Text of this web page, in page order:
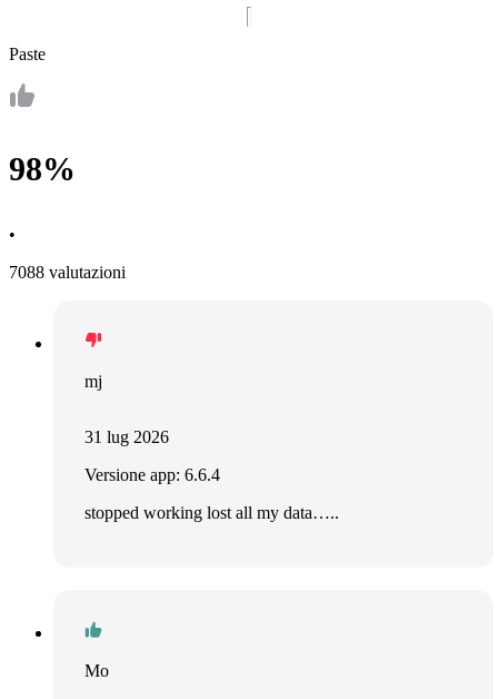
Paste
98%
•
7088 valutazioni
mj
31 lug 2026
Versione app: 6.6.4
stopped working lost all my data…..
Mo